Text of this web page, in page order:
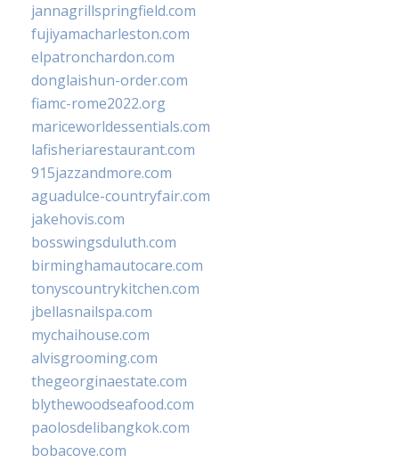
jannagrillspringfield.com
fujiyamacharleston.com
elpatronchardon.com
donglaishun-order.com
fiamc-rome2022.org
mariceworldessentials.com
lafisheriarestaurant.com
915jazzandmore.com
aguadulce-countryfair.com
jakehovis.com
bosswingsduluth.com
birminghamautocare.com
tonyscountrykitchen.com
jbellasnailspa.com
mychaihouse.com
alvisgrooming.com
thegeorginaestate.com
blythewoodseafood.com
paolosdelibangkok.com
bobacove.com